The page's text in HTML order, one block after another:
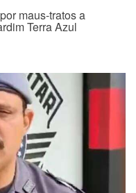
maus-tratos a
Terra Azul